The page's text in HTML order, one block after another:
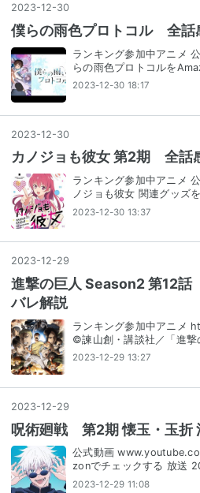
2023-12-30
僕らの雨色プロトコル 全話
ランキング参加中アニメ
らの雨色プロトコルを
2023-12-30 18:17
2023-12-30
カノジョも彼女 第2期 全話
ランキング参加中アニメ
ノジョも彼女 関連グッズ
2023-12-30 13:37
2023-12-29
進撃の巨人 Season2 第12話
バレ解説
ランキング参加中アニメ
©諫山創・講談社／「進
2023-12-29 13:27
2023-12-29
呪術廻戦 第2期 懐玉・玉折
公式動画
zonでチェックする 放送
2023-12-29 11:08